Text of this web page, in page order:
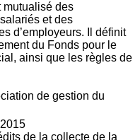
mutualisé des
et des
d’employeurs. Il définit
du Fonds pour le
ainsi que les règles de
de gestion du
de la collecte de la